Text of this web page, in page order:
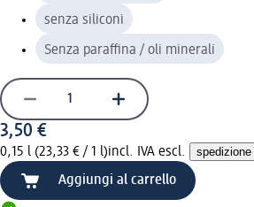
senza siliconi
Senza paraffina / oli minerali
3,50 €
0,15 l (23,33 € / 1 l)incl. IVA escl. spedizione
Aggiungi al carrello